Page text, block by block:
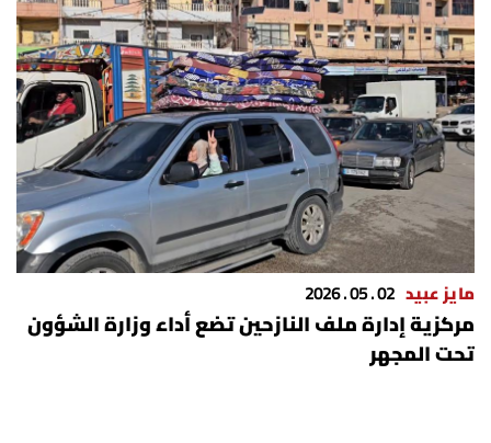
مايز عبيد 02 . 05 . 2026
مركزية إدارة ملف النازحين تضع أداء وزارة الشؤون
تحت المجهر